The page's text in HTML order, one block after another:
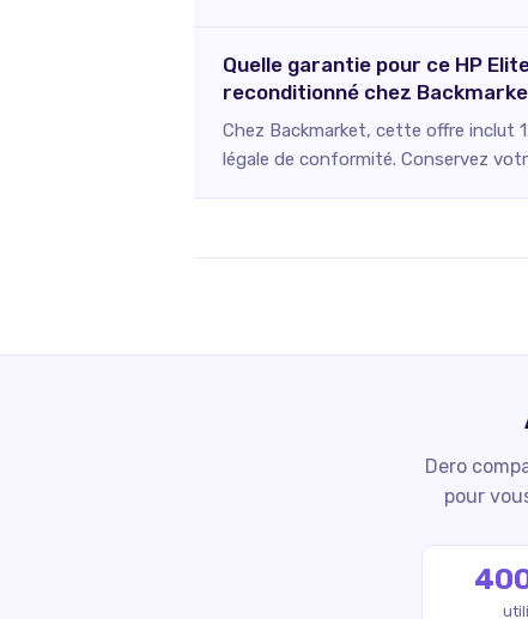
Quelle garantie pour ce HP
reconditionné chez
Chez Backmarket, cette offre inclut
légale de conformité. Conservez
Dero
pour